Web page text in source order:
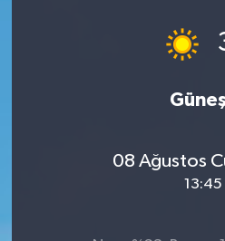
08 Ağustos
13:45